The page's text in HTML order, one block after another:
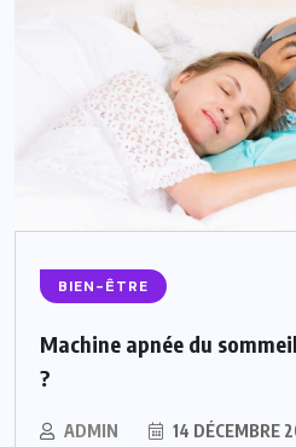
BIEN-ÊTRE
Machine apnée du
?
ADMIN 14 DÉCEMBRE